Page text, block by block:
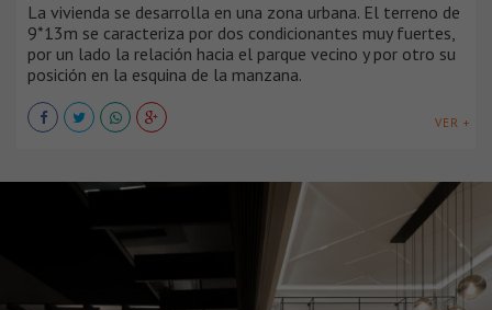
La vivienda se desarrolla en una zona urbana. El terreno de
9*13m se caracteriza por dos condicionantes muy fuertes,
por un lado la relación hacia el parque vecino y por otro su
posición en la esquina de la manzana.
VER +